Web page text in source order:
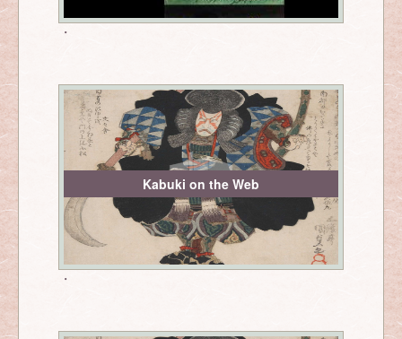
・
Kabuki on the Web
・